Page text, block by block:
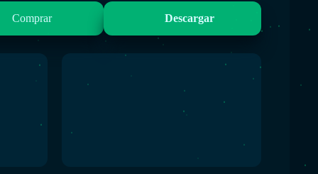
Comprar Descargar